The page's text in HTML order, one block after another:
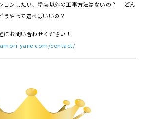
ョンしたい、塗装以外の工事方法はないの？ どん
やって選べばいいの？
お問い合わせください！
yane.com/contact/